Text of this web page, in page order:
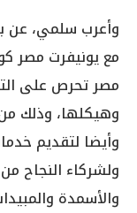
وأعرب سلمي، عن
مع يونيفرت مصر
مصر تحرص على
وهيكلها، وذلك
وأيضا لتقديم
ولشركاء النجاح
والأسمدة